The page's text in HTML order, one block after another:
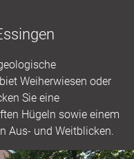
Weiherwiesen oder
Sie eine
Hügeln sowie einem
Aus- und Weitblicken.